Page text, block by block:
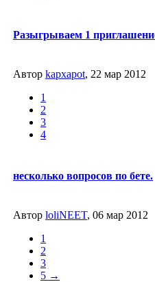
Разыгрываем 1
Автор kapxapot, 22 мар 2012
1
2
3
4
несколько вопросов по бете.
Автор loliNEET, 06 мар 2012
1
2
3
5 →